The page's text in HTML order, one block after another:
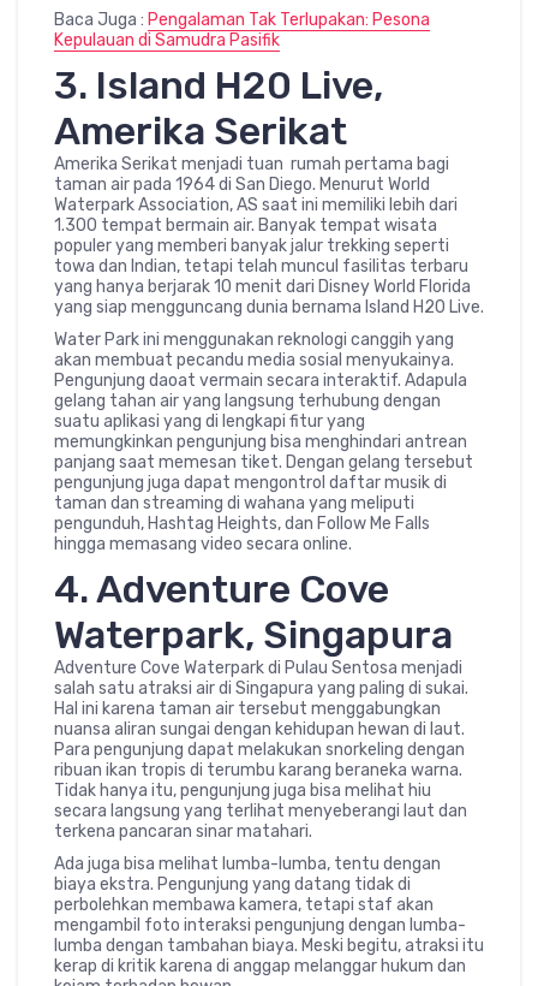
Baca Juga : Pengalaman Tak Terlupakan: Pesona
Kepulauan di Samudra Pasifik
3. Island H20 Live,
Amerika Serikat
Amerika Serikat menjadi tuan rumah pertama bagi
taman air pada 1964 di San Diego. Menurut World
Waterpark Association, AS saat ini memiliki lebih dari
1.300 tempat bermain air. Banyak tempat wisata
populer yang memberi banyak jalur trekking seperti
towa dan Indian, tetapi telah muncul fasilitas terbaru
yang hanya berjarak 10 menit dari Disney World Florida
yang siap mengguncang dunia bernama Island H20 Live.
Water Park ini menggunakan reknologi canggih yang
akan membuat pecandu media sosial menyukainya.
Pengunjung daoat vermain secara interaktif. Adapula
gelang tahan air yang langsung terhubung dengan
suatu aplikasi yang di lengkapi fitur yang
memungkinkan pengunjung bisa menghindari antrean
panjang saat memesan tiket. Dengan gelang tersebut
pengunjung juga dapat mengontrol daftar musik di
taman dan streaming di wahana yang meliputi
pengunduh, Hashtag Heights, dan Follow Me Falls
hingga memasang video secara online.
4. Adventure Cove
Waterpark, Singapura
Adventure Cove Waterpark di Pulau Sentosa menjadi
salah satu atraksi air di Singapura yang paling di sukai.
Hal ini karena taman air tersebut menggabungkan
nuansa aliran sungai dengan kehidupan hewan di laut.
Para pengunjung dapat melakukan snorkeling dengan
ribuan ikan tropis di terumbu karang beraneka warna.
Tidak hanya itu, pengunjung juga bisa melihat hiu
secara langsung yang terlihat menyeberangi laut dan
terkena pancaran sinar matahari.
Ada juga bisa melihat lumba-lumba, tentu dengan
biaya ekstra. Pengunjung yang datang tidak di
perbolehkan membawa kamera, tetapi staf akan
mengambil foto interaksi pengunjung dengan lumba-
lumba dengan tambahan biaya. Meski begitu, atraksi itu
kerap di kritik karena di anggap melanggar hukum dan